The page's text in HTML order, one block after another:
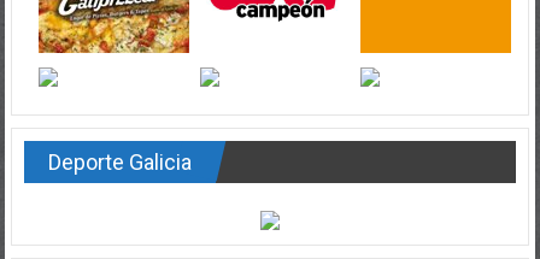
Deporte Galicia